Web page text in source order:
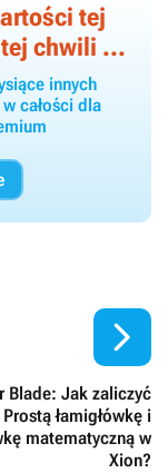
tej
chwili ...
innych
całości dla
Blade: Jak zaliczyć
Prostą łamigłówkę i
matematyczną w
Xion?
